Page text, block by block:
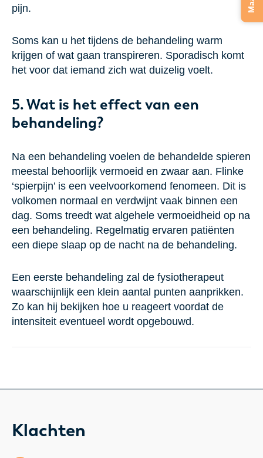
pijn.
Soms kan u het tijdens de behandeling warm
krijgen of wat gaan transpireren. Sporadisch komt
het voor dat iemand zich wat duizelig voelt.
5. Wat is het effect van een
behandeling?
Na een behandeling voelen de behandelde spieren
meestal behoorlijk vermoeid en zwaar aan. Flinke
‘spierpijn’ is een veelvoorkomend fenomeen. Dit is
volkomen normaal en verdwijnt vaak binnen een
dag. Soms treedt wat algehele vermoeidheid op na
een behandeling. Regelmatig ervaren patiënten
een diepe slaap op de nacht na de behandeling.
Een eerste behandeling zal de fysiotherapeut
waarschijnlijk een klein aantal punten aanprikken.
Zo kan hij bekijken hoe u reageert voordat de
intensiteit eventueel wordt opgebouwd.
Klachten